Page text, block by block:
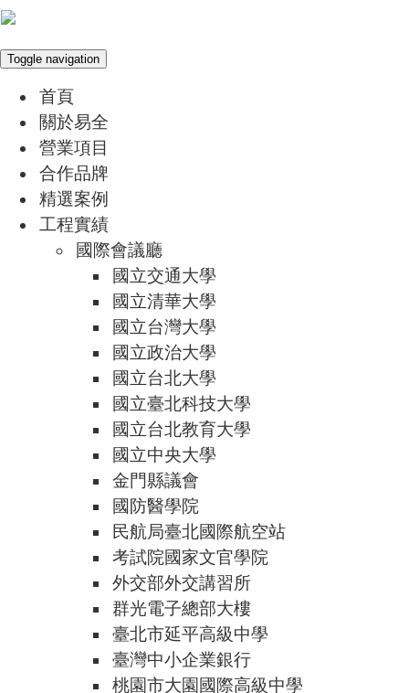
Toggle navigation
首頁
關於易全
營業項目
合作品牌
精選案例
工程實績
國際會議廳
國立交通大學
國立清華大學
國立台灣大學
國立政治大學
國立台北大學
國立臺北科技大學
國立台北教育大學
國立中央大學
金門縣議會
國防醫學院
民航局臺北國際航空站
考試院國家文官學院
外交部外交講習所
群光電子總部大樓
臺北市延平高級中學
臺灣中小企業銀行
桃園市大園國際高級中學